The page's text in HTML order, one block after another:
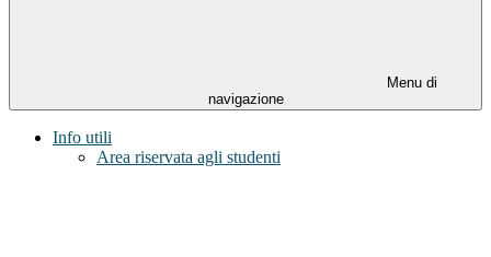
Menu di
navigazione
Info utili
Area riservata agli studenti